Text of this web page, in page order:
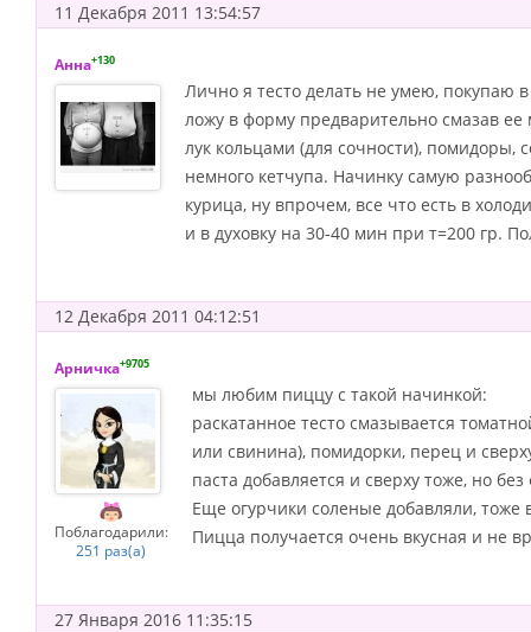
11 Декабря 2011 13:54:57
Анна+130
Лично я тесто делать не умею, покупаю
ложу в форму предварительно смазав
лук кольцами (для сочности), помидоры,
немного кетчупа. Начинку самую
курица, ну впрочем, все что есть в
и в духовку на 30-40 мин при т=200 гр.
12 Декабря 2011 04:12:51
Арничка+9705
Поблагодарили:
251 раз(а)
мы любим пиццу с такой начинкой:
раскатанное тесто смазывается
или свинина), помидорки, перец и
паста добавляется и сверху тоже, но
Еще огурчики соленые добавляли, тоже
Пицца получается очень вкусная и не
27 Января 2016 11:35:15